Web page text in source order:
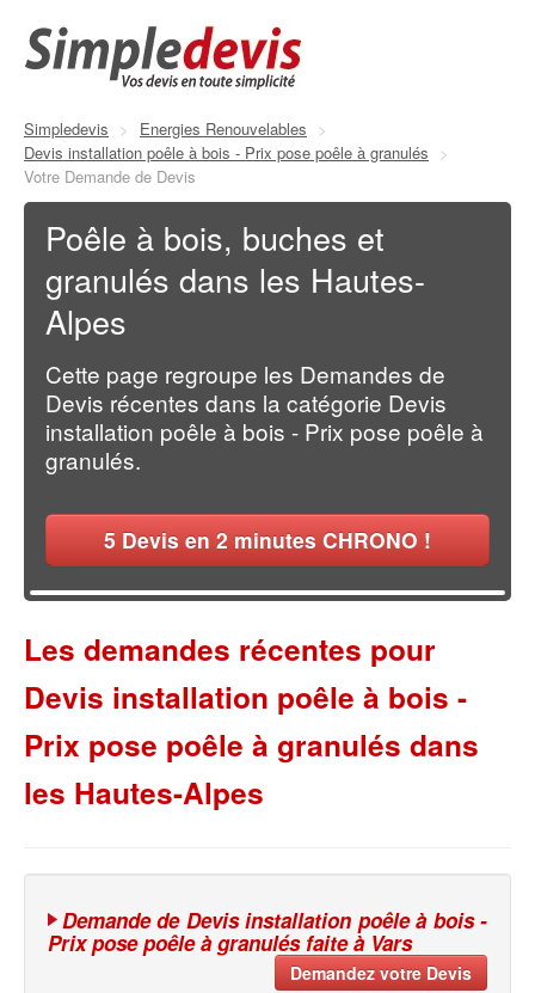
Simpledevis > Energies Renouvelables
>
Devis installation poêle à bois - Prix pose poêle à granulés
>
Votre Demande de Devis
Poêle à bois, buches et
granulés dans les Hautes-
Alpes
Cette page regroupe les Demandes de
Devis récentes dans la catégorie Devis
installation poêle à bois - Prix pose poêle à
granulés.
5 Devis en 2 minutes CHRONO !
Les demandes récentes pour
Devis installation poêle à bois -
Prix pose poêle à granulés dans
les Hautes-Alpes
Demande de Devis installation poêle à bois -
Prix pose poêle à granulés faite à Vars
Demandez votre Devis